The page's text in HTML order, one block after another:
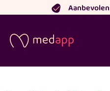
naar
inhoud
Aanbevolen